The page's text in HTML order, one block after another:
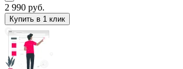
2 990 руб.
Купить в 1 клик